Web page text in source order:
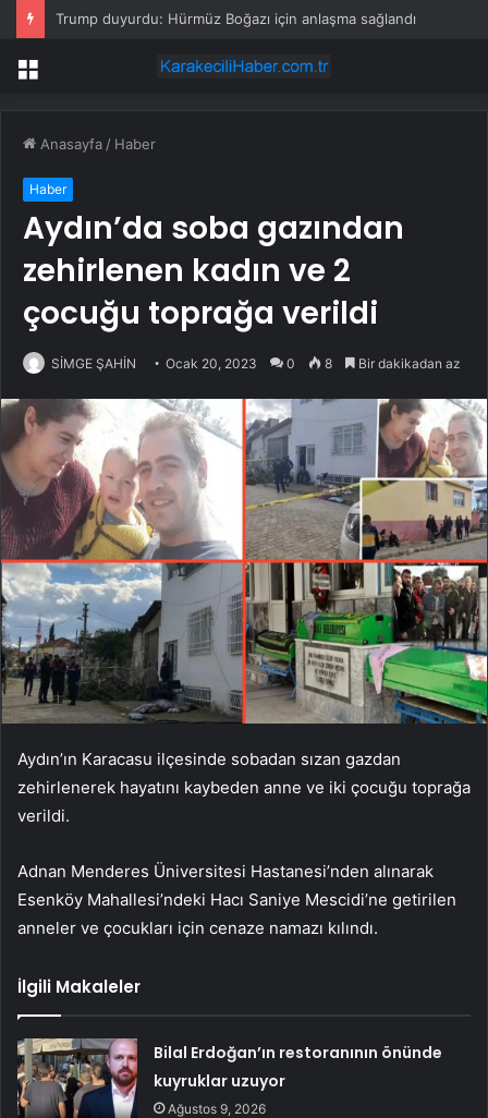
Trump duyurdu: Hürmüz Boğazı için anlaşma sağlandı
Menü
Anasayfa / Haber
Haber
Aydın’da soba gazından
zehirlenen kadın ve 2
çocuğu toprağa verildi
SİMGE ŞAHİN Ocak 20, 2023 0 8 Bir dakikadan az
Aydın’ın Karacasu ilçesinde sobadan sızan gazdan
zehirlenerek hayatını kaybeden anne ve iki çocuğu toprağa
verildi.
Adnan Menderes Üniversitesi Hastanesi’nden alınarak
Esenköy Mahallesi’ndeki Hacı Saniye Mescidi’ne getirilen
anneler ve çocukları için cenaze namazı kılındı.
İlgili Makaleler
Bilal Erdoğan’ın restoranının önünde
kuyruklar uzuyor
Ağustos 9, 2026